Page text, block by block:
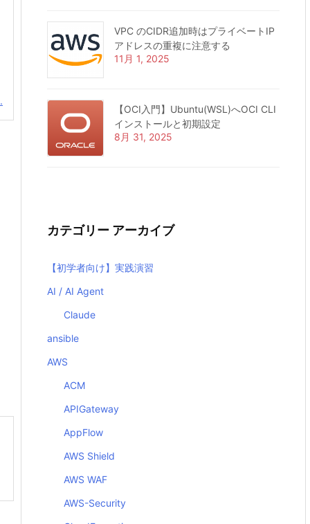
VPC のCIDR追加時はプライベートIP
アドレスの重複に注意する
11月 1, 2025
【OCI入門】Ubuntu(WSL)へOCI CLI
インストールと初期設定
8月 31, 2025
カテゴリー アーカイブ
【初学者向け】実践演習
AI / AI Agent
Claude
ansible
AWS
ACM
APIGateway
AppFlow
AWS Shield
AWS WAF
AWS-Security